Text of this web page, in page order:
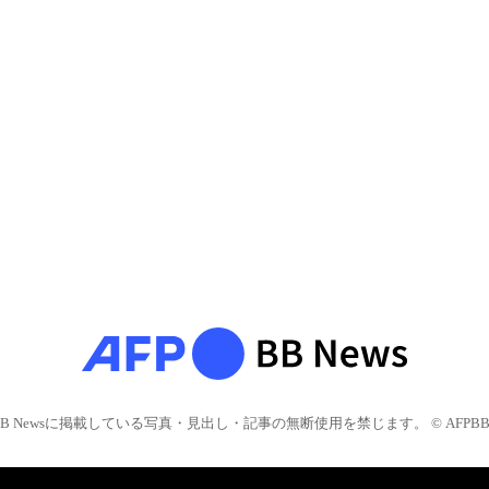
Newsに掲載している写真・見出し・記事の無断使用を禁じます。 © AFPBB